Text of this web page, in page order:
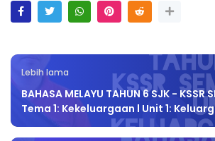
Lebih lama
BAHASA MELAYU TAHUN 6 SJK - KSSR
Tema 1: Kekeluargaan l Unit 1: